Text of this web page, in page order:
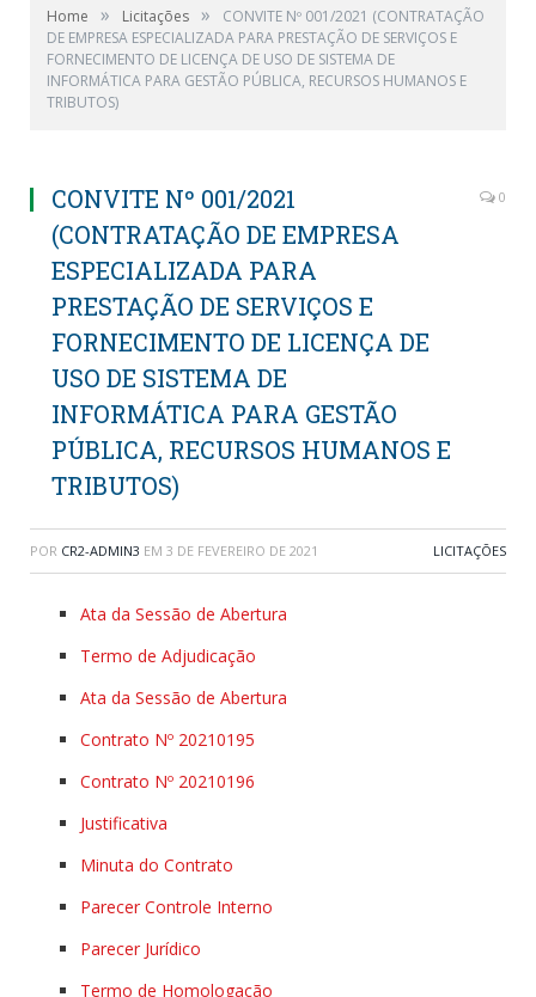
Home » Licitações »
CONVITE Nº 001/2021 (CONTRATAÇÃO
DE EMPRESA ESPECIALIZADA PARA PRESTAÇÃO DE SERVIÇOS E
FORNECIMENTO DE LICENÇA DE USO DE SISTEMA DE
INFORMÁTICA PARA GESTÃO PÚBLICA, RECURSOS HUMANOS E
TRIBUTOS)
CONVITE Nº 001/2021
(CONTRATAÇÃO DE EMPRESA
ESPECIALIZADA PARA
PRESTAÇÃO DE SERVIÇOS E
FORNECIMENTO DE LICENÇA DE
USO DE SISTEMA DE
INFORMÁTICA PARA GESTÃO
PÚBLICA, RECURSOS HUMANOS E
TRIBUTOS)
0
POR CR2-ADMIN3 EM 3 DE FEVEREIRO DE 2021 LICITAÇÕES
Ata da Sessão de Abertura
Termo de Adjudicação
Ata da Sessão de Abertura
Contrato Nº 20210195
Contrato Nº 20210196
Justificativa
Minuta do Contrato
Parecer Controle Interno
Parecer Jurídico
Termo de Homologação